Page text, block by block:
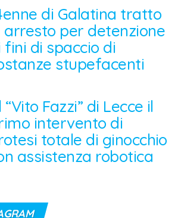
di Galatina tratto
arresto per detenzione
fini di spaccio di
stupefacenti
“Vito Fazzi” di Lecce il
intervento di
totale di ginocchio
assistenza robotica